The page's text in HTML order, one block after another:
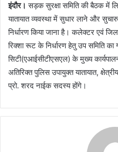
इंदौर। सड़क सुरक्षा समिति की बैठक में
यातायात व्यवस्था में सुधार लाने और
निर्धारण किया जाना है। कलेक्टर एवं
रिक्शा रूट के निर्धारण हेतु उप समिति का
सिटी(एआईसीटीएसएल) के मुख्य
अतिरिक्त पुलिस उपायुक्त यातायात,
प्रो. शरद नाईक सदस्य होंगे।